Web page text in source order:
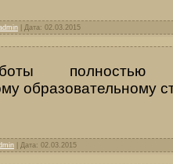
| Дата: 02.03.2015
полностью
образовательному
| Дата: 02.03.2015